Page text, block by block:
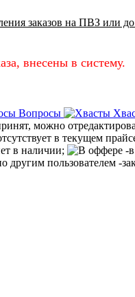
заказов на ПВЗ или
внесены в систему.
Вопросы
можно
в текущем
в наличии;
-
-